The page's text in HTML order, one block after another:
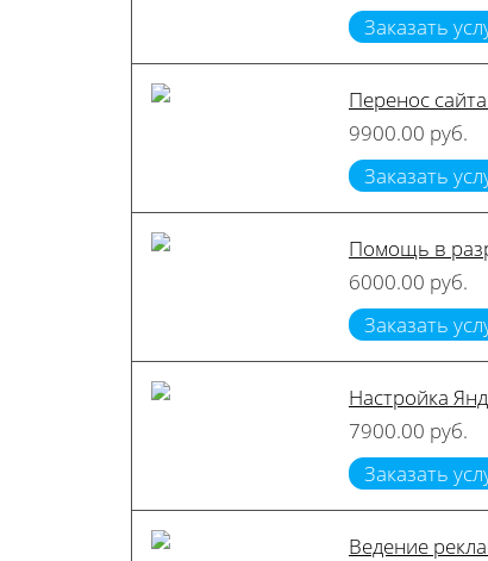
Заказать
Перенос
9900.00 руб.
Заказать
Помощь в
6000.00 руб.
Заказать
Настройка
7900.00 руб.
Заказать
Ведение